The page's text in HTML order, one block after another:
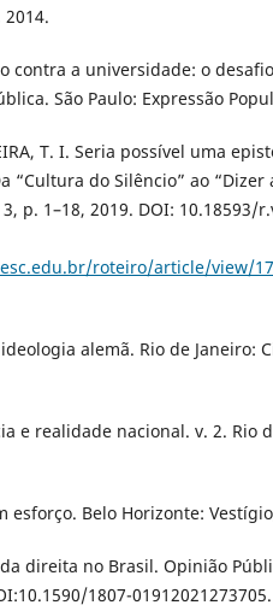
2014.
contra a universidade: o
São Paulo: Expressão
T. I. Seria possível uma
“Cultura do Silêncio” ao “Dizer
p. 1–18, 2019. DOI: 10.18593/
roteiro/article/view/
ideologia alemã. Rio de Janeiro:
e realidade nacional. v. 2. Rio
esforço. Belo Horizonte:
da direita no Brasil. Opinião
1807-